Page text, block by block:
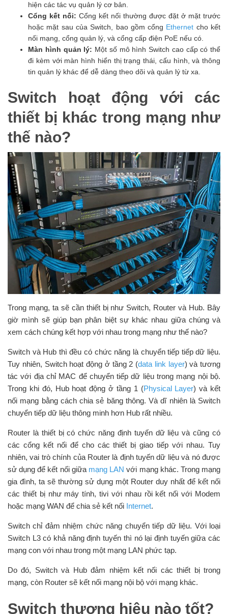
hiện các tác vụ quản lý cơ bản.
Cổng kết nối: Cổng kết nối thường được đặt ở mặt trước
hoặc mặt sau của Switch, bao gồm cổng Ethernet cho kết
nối mạng, cổng quản lý, và cổng cấp điện PoE nếu có.
Màn hình quản lý: Một số mô hình Switch cao cấp có thể
đi kèm với màn hình hiển thị trạng thái, cấu hình, và thông
tin quản lý khác để dễ dàng theo dõi và quản lý từ xa.
Switch hoạt động với các
thiết bị khác trong mạng như
thế nào?
Trong mạng, ta sẽ cần thiết bị như Switch, Router và Hub. Bây
giờ mình sẽ giúp bạn phân biệt sự khác nhau giữa chúng và
xem cách chúng kết hợp với nhau trong mạng như thế nào?
Switch và Hub thì đều có chức năng là chuyển tiếp tiếp dữ liệu.
Tuy nhiên, Switch hoạt động ở tầng 2 (data link layer) và tương
tác với địa chỉ MAC để chuyển tiếp dữ liệu trong mạng nội bộ.
Trong khi đó, Hub hoạt động ở tầng 1 (Physical Layer) và kết
nối mạng bằng cách chia sẻ băng thông. Và dĩ nhiên là Switch
chuyển tiếp dữ liệu thông minh hơn Hub rất nhiều.
Router là thiết bị có chức năng định tuyến dữ liệu và cũng có
các cổng kết nối để cho các thiết bị giao tiếp với nhau. Tuy
nhiên, vai trò chính của Router là định tuyến dữ liệu và nó được
sử dụng để kết nối giữa mạng LAN với mạng khác. Trong mạng
gia đình, ta sẽ thường sử dụng một Router duy nhất để kết nối
các thiết bị như máy tính, tivi với nhau rồi kết nối với Modem
hoặc mạng WAN để chia sẻ kết nối Internet.
Switch chỉ đảm nhiệm chức năng chuyển tiếp dữ liệu. Với loại
Switch L3 có khả năng định tuyến thì nó lại định tuyến giữa các
mạng con với nhau trong một mạng LAN phức tạp.
Do đó, Switch và Hub đảm nhiệm kết nối các thiết bị trong
mạng, còn Router sẽ kết nối mạng nội bộ với mạng khác.
Switch thương hiệu nào tốt?